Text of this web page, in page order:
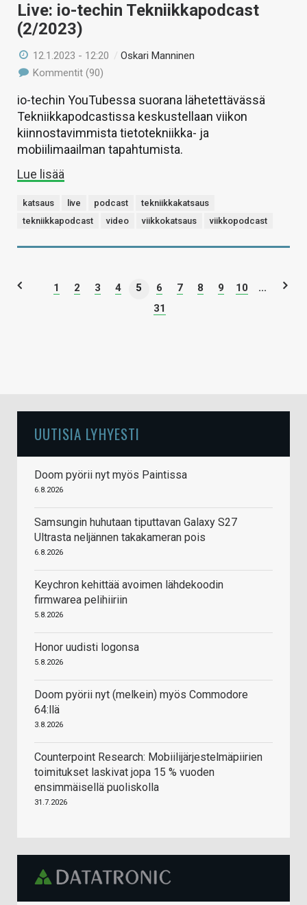
Live: io-techin Tekniikkapodcast
(2/2023)
12.1.2023 - 12:20 /Oskari Manninen
Kommentit (90)
io-techin YouTubessa suorana lähetettävässä
Tekniikkapodcastissa keskustellaan viikon
kiinnostavimmista tietotekniikka- ja
mobiilimaailman tapahtumista.
Lue lisää
katsaus live podcast
tekniikkakatsaus
tekniikkapodcast
video viikkokatsaus viikkopodcast
1 2 3 4 5 6 7 8 9 10
...
31
UUTISIA LYHYESTI
Doom pyörii nyt myös Paintissa
6.8.2026
Samsungin huhutaan tiputtavan Galaxy S27
Ultrasta neljännen takakameran pois
6.8.2026
Keychron kehittää avoimen lähdekoodin
firmwarea pelihiiriin
5.8.2026
Honor uudisti logonsa
5.8.2026
Doom pyörii nyt (melkein) myös Commodore
64:llä
3.8.2026
Counterpoint Research: Mobiilijärjestelmäpiirien
toimitukset laskivat jopa 15 % vuoden
ensimmäisellä puoliskolla
31.7.2026